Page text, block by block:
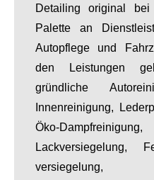
Detailing original
Palette an
Autopflege und
den Leistungen
gründliche
Innenreinigung,
Öko-
Lackversiegelung,
versiegelung,